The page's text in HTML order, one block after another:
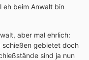
eh beim Anwalt bin
aber mal ehrlich:
gebietet doch
sind ja nun